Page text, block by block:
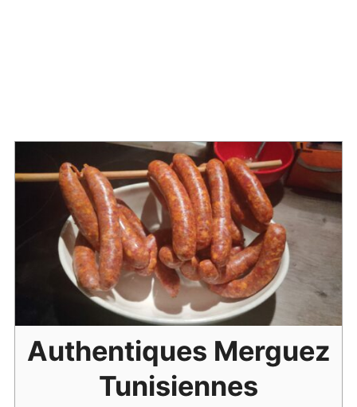
Authentiques Merguez
Tunisiennes